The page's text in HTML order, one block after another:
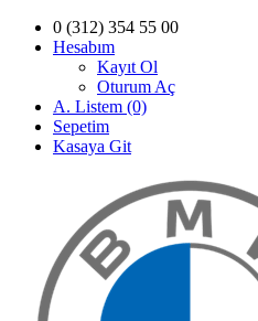
0 (312) 354 55 00
Hesabım
Kayıt Ol
Oturum Aç
A. Listem (0)
Sepetim
Kasaya Git